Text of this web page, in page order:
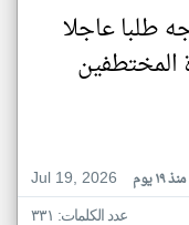
طلبا عاجلا
المختطفين
Jul 19, 2026
منذ ١٩ يوم
عدد الكلمات: ٣٣١